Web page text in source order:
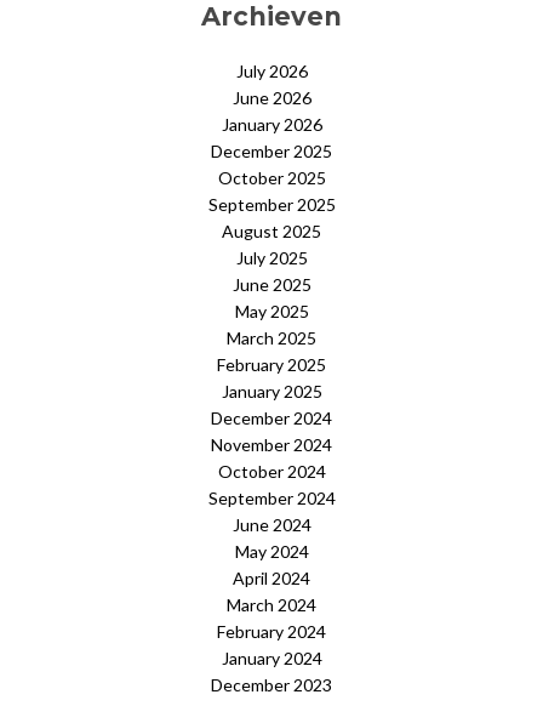
Archieven
July 2026
June 2026
January 2026
December 2025
October 2025
September 2025
August 2025
July 2025
June 2025
May 2025
March 2025
February 2025
January 2025
December 2024
November 2024
October 2024
September 2024
June 2024
May 2024
April 2024
March 2024
February 2024
January 2024
December 2023